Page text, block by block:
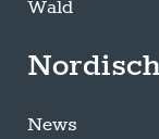
Wald
News